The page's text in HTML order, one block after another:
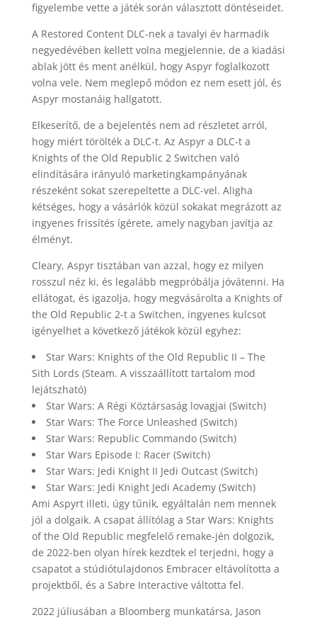
figyelembe vette a játék során választott döntéseidet.
A Restored Content DLC-nek a tavalyi év harmadik
negyedévében kellett volna megjelennie, de a kiadási
ablak jött és ment anélkül, hogy Aspyr foglalkozott
volna vele. Nem meglepő módon ez nem esett jól, és
Aspyr mostanáig hallgatott.
Elkeserítő, de a bejelentés nem ad részletet arról,
hogy miért törölték a DLC-t. Az Aspyr a DLC-t a
Knights of the Old Republic 2 Switchen való
elindítására irányuló marketingkampányának
részeként sokat szerepeltette a DLC-vel. Aligha
kétséges, hogy a vásárlók közül sokakat megrázott az
ingyenes frissítés ígérete, amely nagyban javítja az
élményt.
Cleary, Aspyr tisztában van azzal, hogy ez milyen
rosszul néz ki, és legalább megpróbálja jóvátenni. Ha
ellátogat, és igazolja, hogy megvásárolta a Knights of
the Old Republic 2-t a Switchen, ingyenes kulcsot
igényelhet a következő játékok közül egyhez:
Star Wars: Knights of the Old Republic II – The
Sith Lords (Steam. A visszaállított tartalom mod
lejátszható)
Star Wars: A Régi Köztársaság lovagjai (Switch)
Star Wars: The Force Unleashed (Switch)
Star Wars: Republic Commando (Switch)
Star Wars Episode I: Racer (Switch)
Star Wars: Jedi Knight II Jedi Outcast (Switch)
Star Wars: Jedi Knight Jedi Academy (Switch)
Ami Aspyrt illeti, úgy tűnik, egyáltalán nem mennek
jól a dolgaik. A csapat állítólag a Star Wars: Knights
of the Old Republic megfelelő remake-jén dolgozik,
de 2022-ben olyan hírek kezdtek el terjedni, hogy a
csapatot a stúdiótulajdonos Embracer eltávolította a
projektből, és a Sabre Interactive váltotta fel.
2022 júliusában a Bloomberg munkatársa, Jason